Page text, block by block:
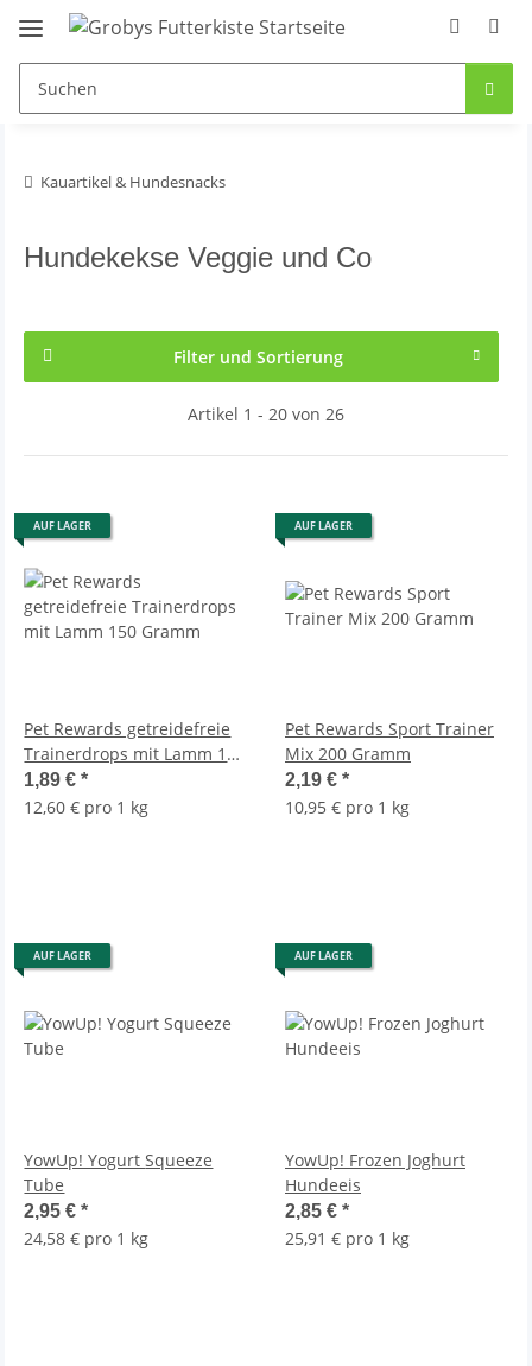
Kauartikel & Hundesnacks
Hundekekse Veggie und Co
Filter und Sortierung
Artikel 1 - 20 von 26
AUF LAGER
Pet Rewards getreidefreie
Trainerdrops mit Lamm 150
Gramm
1,89 €*
12,60 € pro 1 kg
AUF LAGER
Pet Rewards Sport Trainer
Mix 200 Gramm
2,19 € *
10,95 € pro 1 kg
AUF LAGER
YowUp! Yogurt Squeeze
Tube
2,95 €*
24,58 € pro 1 kg
AUF LAGER
YowUp! Frozen Joghurt
Hundeeis
2,85 € *
25,91 € pro 1 kg